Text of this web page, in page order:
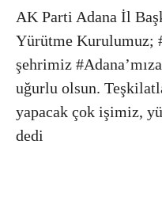
AK Parti Adana İl
Yürütme Kurulumuz;
şehrimiz
uğurlu olsun.
yapacak çok işimiz,
dedi